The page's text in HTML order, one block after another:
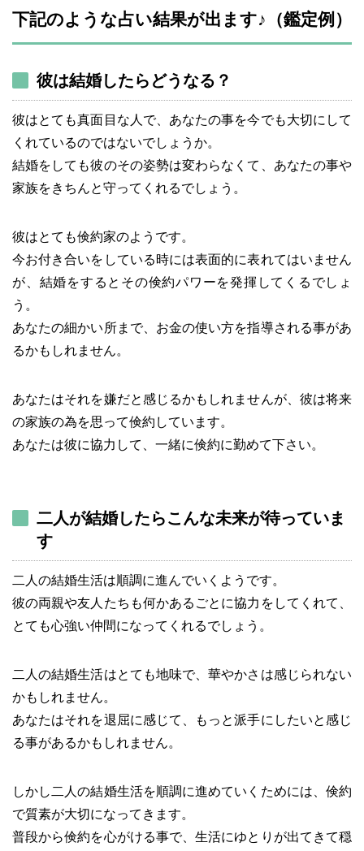
下記のような占い結果が出ます♪（鑑定例）
彼は結婚したらどうなる？
彼はとても真面目な人で、あなたの事を今でも大切にして
くれているのではないでしょうか。
結婚をしても彼のその姿勢は変わらなくて、あなたの事や
家族をきちんと守ってくれるでしょう。
彼はとても倹約家のようです。
今お付き合いをしている時には表面的に表れてはいません
が、結婚をするとその倹約パワーを発揮してくるでしょ
う。
あなたの細かい所まで、お金の使い方を指導される事があ
るかもしれません。
あなたはそれを嫌だと感じるかもしれませんが、彼は将来
の家族の為を思って倹約しています。
あなたは彼に協力して、一緒に倹約に勤めて下さい。
二人が結婚したらこんな未来が待っていま
す
二人の結婚生活は順調に進んでいくようです。
彼の両親や友人たちも何かあるごとに協力をしてくれて、
とても心強い仲間になってくれるでしょう。
二人の結婚生活はとても地味で、華やかさは感じられない
かもしれません。
あなたはそれを退屈に感じて、もっと派手にしたいと感じ
る事があるかもしれません。
しかし二人の結婚生活を順調に進めていくためには、倹約
で質素が大切になってきます。
普段から倹約を心がける事で、生活にゆとりが出てきて穏